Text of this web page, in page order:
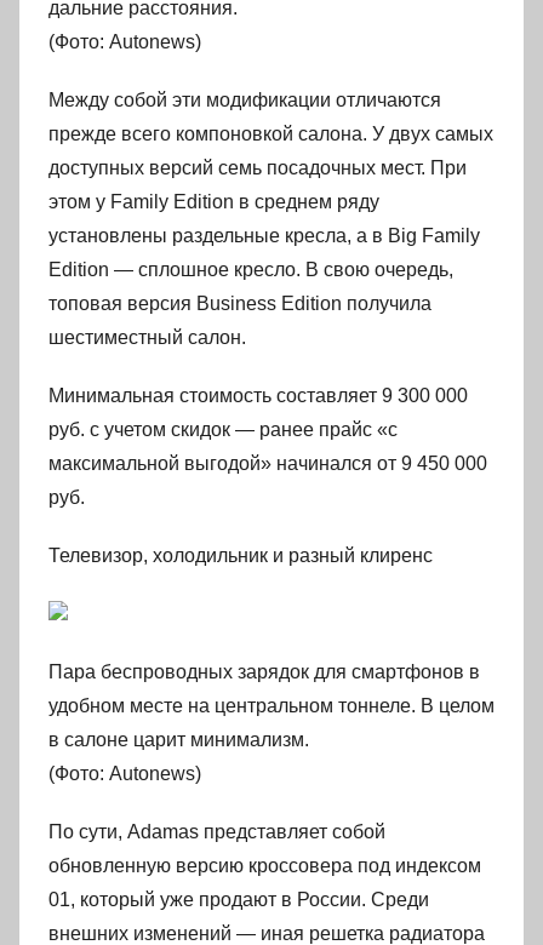
дальние расстояния.
(Фото: Autonews)
Между собой эти модификации отличаются
прежде всего компоновкой салона. У двух самых
доступных версий семь посадочных мест. При
этом у Family Edition в среднем ряду
установлены раздельные кресла, а в Big Family
Edition — сплошное кресло. В свою очередь,
топовая версия Business Edition получила
шестиместный салон.
Минимальная стоимость составляет 9 300 000
руб. с учетом скидок — ранее прайс «с
максимальной выгодой» начинался от 9 450 000
руб.
Телевизор, холодильник и разный клиренс
Пара беспроводных зарядок для смартфонов в
удобном месте на центральном тоннеле. В целом
в салоне царит минимализм.
(Фото: Autonews)
По сути, Adamas представляет собой
обновленную версию кроссовера под индексом
01, который уже продают в России. Среди
внешних изменений — иная решетка радиатора